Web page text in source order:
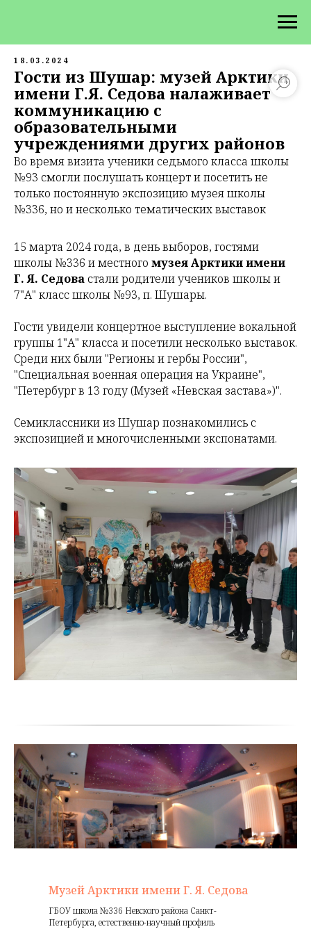
18.03.2024
Гости из Шушар: музей Арктики
имени Г.Я. Седова налаживает
коммуникацию с
образовательными
учреждениями других районов
Во время визита ученики седьмого класса школы
№93 смогли послушать концерт и посетить не
только постоянную экспозицию музея школы
№336, но и несколько тематических выставок
15 марта 2024 года, в день выборов, гостями
школы №336 и местного музея Арктики имени
Г. Я. Седовастали родители учеников школы и
7"А" класс школы №93, п. Шушары.
Гости увидели концертное выступление вокальной
группы 1"А" класса и посетили несколько выставок.
Среди них были "Регионы и гербы России",
"Специальная военная операция на Украине",
"Петербург в 13 году (Музей «Невская застава»)".
Семиклассники из Шушар познакомились с
экспозицией и многочисленными экспонатами.
Музей Арктики имени Г. Я. Седова
ГБОУ школа №336 Невского района Санкт-
Петербурга, естественно-научный профиль